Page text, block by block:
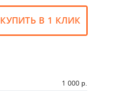
КУПИТЬ В 1 КЛИК
1 000 р.